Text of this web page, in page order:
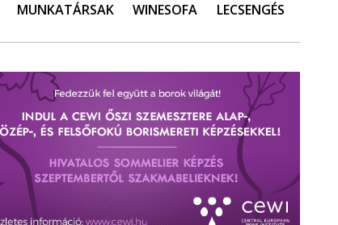
MUNKATÁRSAK WINESOFA LECSENGÉS